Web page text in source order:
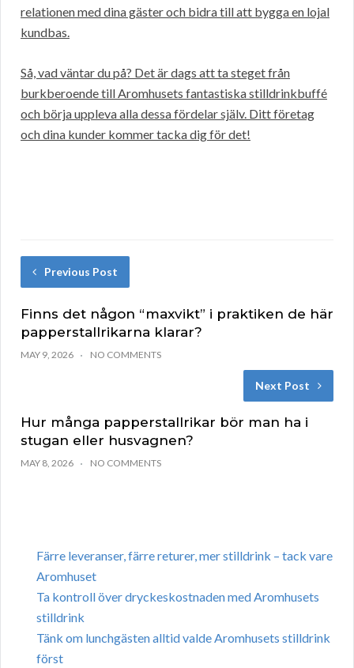
relationen med dina gäster och bidra till att bygga en lojal
kundbas.
Så, vad väntar du på? Det är dags att ta steget från
burkberoende till Aromhusets fantastiska stilldrinkbuffé
och börja uppleva alla dessa fördelar själv. Ditt företag
och dina kunder kommer tacka dig för det!
Previous Post
Finns det någon “maxvikt” i praktiken de här
papperstallrikarna klarar?
MAY 9, 2026 NO COMMENTS
Next Post
Hur många papperstallrikar bör man ha i
stugan eller husvagnen?
MAY 8, 2026 NO COMMENTS
Färre leveranser, färre returer, mer stilldrink – tack vare
Aromhuset
Ta kontroll över dryckeskostnaden med Aromhusets
stilldrink
Tänk om lunchgästen alltid valde Aromhusets stilldrink
först